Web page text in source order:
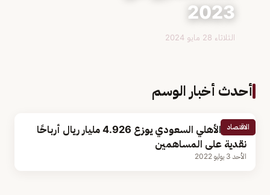
2023
الثلاثاء 28 مايو 2024
أحدث أخبار الوسم
الاقتصاد
البنك الأهلي السعودي يوزع 4.926 مليار ريال أرباحًا
نقدية على المساهمين
الأحد 3 يوليو 2022